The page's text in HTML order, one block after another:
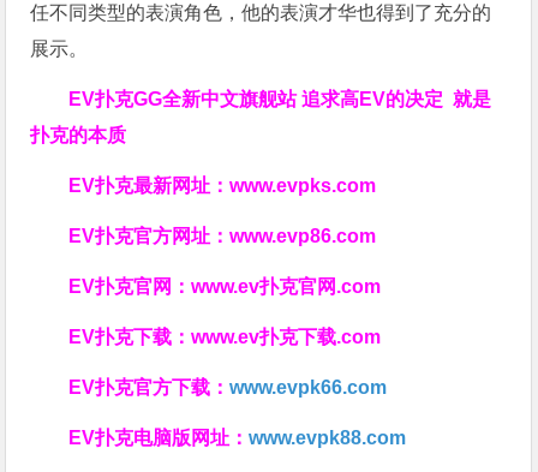
任不同类型的表演角色，他的表演才华也得到了充分的
展示。
EV扑克GG全新中文旗舰站追求高EV的决定就是
扑克的本质
EV扑克最新网址：www.evpks.com
EV扑克官方网址：www.evp86.com
EV扑克官网：www.ev扑克官网.com
EV扑克下载：www.ev扑克下载.com
EV扑克官方下载：www.evpk66.com
EV扑克电脑版网址：www.evpk88.com